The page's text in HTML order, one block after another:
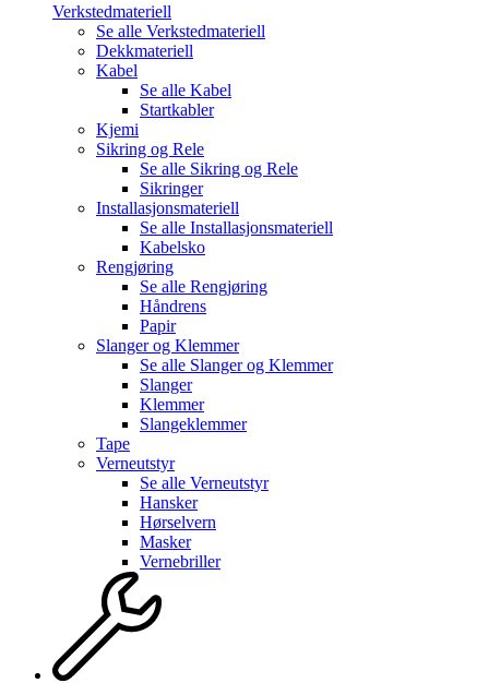
Verkstedmateriell
Se alle Verkstedmateriell
Dekkmateriell
Kabel
Se alle Kabel
Startkabler
Kjemi
Sikring og Rele
Se alle Sikring og Rele
Sikringer
Installasjonsmateriell
Se alle Installasjonsmateriell
Kabelsko
Rengjøring
Se alle Rengjøring
Håndrens
Papir
Slanger og Klemmer
Se alle Slanger og Klemmer
Slanger
Klemmer
Slangeklemmer
Tape
Verneutstyr
Se alle Verneutstyr
Hansker
Hørselvern
Masker
Vernebriller